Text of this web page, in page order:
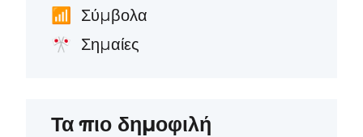
📶 Σύμβολα
🎌 Σημαίες
Τα πιο δημοφιλή